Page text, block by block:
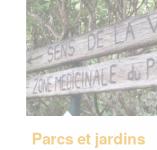
Parcs et jardins